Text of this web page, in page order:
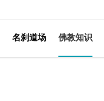
名刹道场 佛教知识